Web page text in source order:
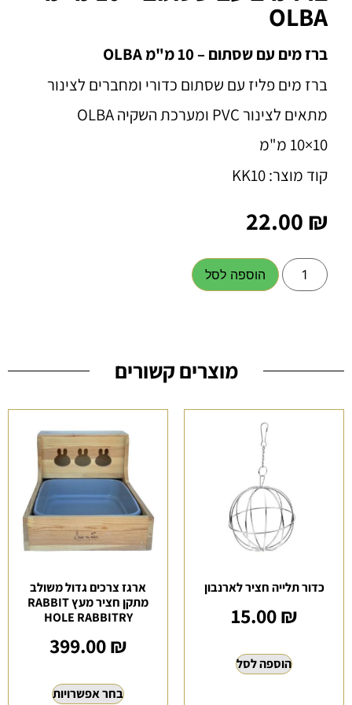
OLBA
ברז מים עם שסתום – 10 מ"מ OLBA
ברז מים פליז עם שסתום כדורי ומחברים לצינור
מתאים לצינור PVC ומערכת השקיה OLBA
10×10 מ"מ
קוד מוצר: KK10
22.00 ₪
הוספה לסל
מוצרים קשורים
כדור תלייה חציר לארנבון
15.00₪
הוספה לסל
ארגז צרכים גדול משולב
מתקן חציר מעץ RABBIT
HOLE RABBITRY
399.00₪
בחר אפשרויות